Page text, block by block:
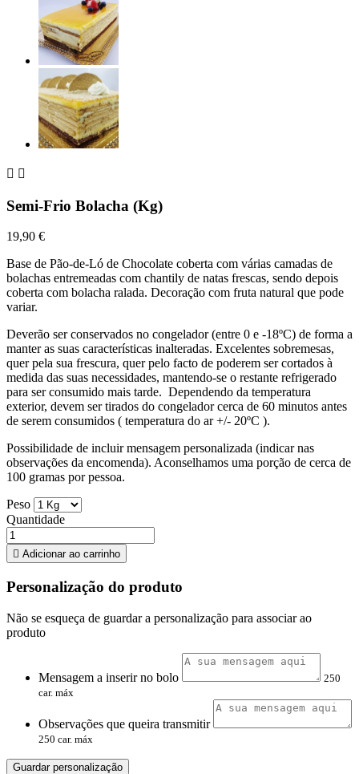
 
Semi-Frio Bolacha (Kg)
19,90 €
Base de Pão-de-Ló de Chocolate coberta com várias camadas de
bolachas entremeadas com chantily de natas frescas, sendo depois
coberta com bolacha ralada. Decoração com fruta natural que pode
variar.
Deverão ser conservados no congelador (entre 0 e -18ºC) de forma a
manter as suas características inalteradas. Excelentes sobremesas,
quer pela sua frescura, quer pelo facto de poderem ser cortados à
medida das suas necessidades, mantendo-se o restante refrigerado
para ser consumido mais tarde. Dependendo da temperatura
exterior, devem ser tirados do congelador cerca de 60 minutos antes
de serem consumidos ( temperatura do ar +/- 20ºC ).
Possibilidade de incluir mensagem personalizada (indicar nas
observações da encomenda). Aconselhamos uma porção de cerca de
100 gramas por pessoa.
Peso
Quantidade
 Adicionar ao carrinho
Personalização do produto
Não se esqueça de guardar a personalização para associar ao
produto
Mensagem a inserir no bolo
250
car. máx
Observações que queira transmitir
250 car. máx
Guardar personalização